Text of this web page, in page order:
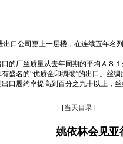
口公司更上一层楼，在连续五年
的厂丝质量从去年同期的平均Ａ
名的“优质金印绸缎”的出口。丝绸
履约率提高到百分之九十以上，
[当天目录]
姚依林会见亚